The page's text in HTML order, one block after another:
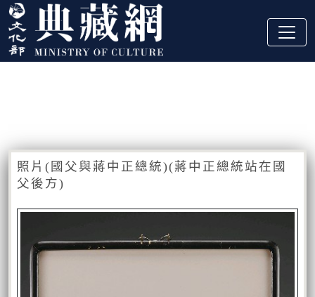
跳到主要內容
:::
照片(國父與蔣中正總統)(蔣中正總統站在國
父後方)